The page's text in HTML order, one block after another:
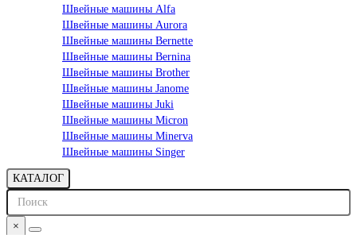
Швейные машины Alfa
Швейные машины Aurora
Швейные машины Bernette
Швейные машины Bernina
Швейные машины Brother
Швейные машины Janome
Швейные машины Juki
Швейные машины Micron
Швейные машины Minerva
Швейные машины Singer
КАТАЛОГ
×